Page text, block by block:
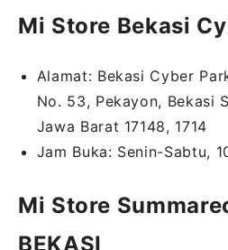
Mi Store Bekasi
Alamat: Bekasi Cyber
No. 53, Pekayon, Bekasi
Jawa Barat 17148, 1714
Jam Buka: Senin-Sabtu,
Mi Store
BEKASI